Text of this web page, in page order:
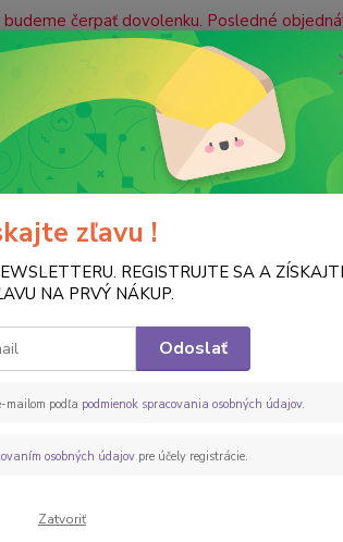
čerpať dovolenku. Posledné
uhradili včas, prípadne zvážili možnosť
prijmeme a začneme ich vybavovať od
Hľadať
Šablóna HD15
HOME
trvácneho
krabíc,
(po práci
farbami aj
zľavu !
REGISTRUJTE SA A
NA PRVÝ NÁKUP.
Odoslať
mailom podľa podmienok spracovania osobných údajov.
osobných údajov pre účely registrácie.
Zatvoriť